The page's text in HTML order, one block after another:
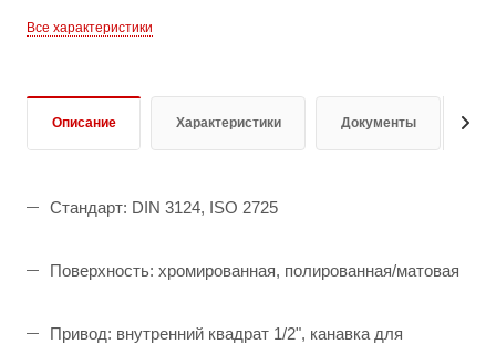
Все характеристики
Описание Характеристики Документы
Стандарт: DIN 3124, ISO 2725
Поверхность: хромированная, полированная/матовая
Привод: внутренний квадрат 1/2", канавка для